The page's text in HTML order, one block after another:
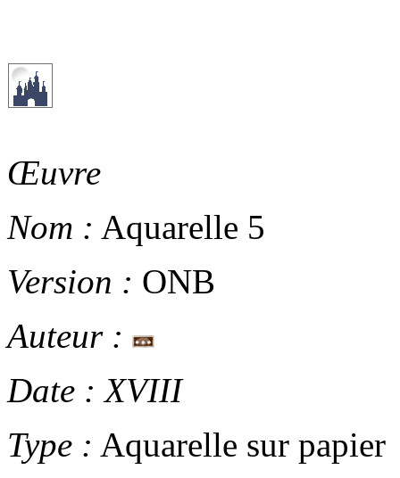
Œuvre
Nom : Aquarelle 5
Version : ONB
Auteur :
Date : XVIII
Type : Aquarelle sur papier